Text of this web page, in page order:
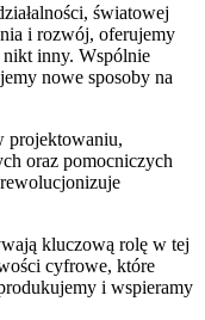
światowej
i rozwój, oferujemy
inny. Wspólnie
nowe sposoby na
projektowaniu,
oraz pomocniczych
kluczową rolę w tej
cyfrowe, które
i wspieramy